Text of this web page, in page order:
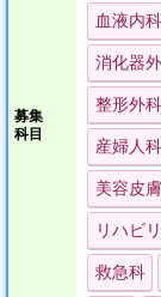
近接病院（本院
夜間は電話問い
「給与は維持し
人です。
定年制もなく、
お問い合わせを
募集
科目
血液内科
消化器
整形外科
産婦人科
美容皮
リハビ
救急科